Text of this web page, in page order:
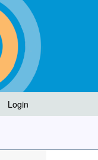
Login